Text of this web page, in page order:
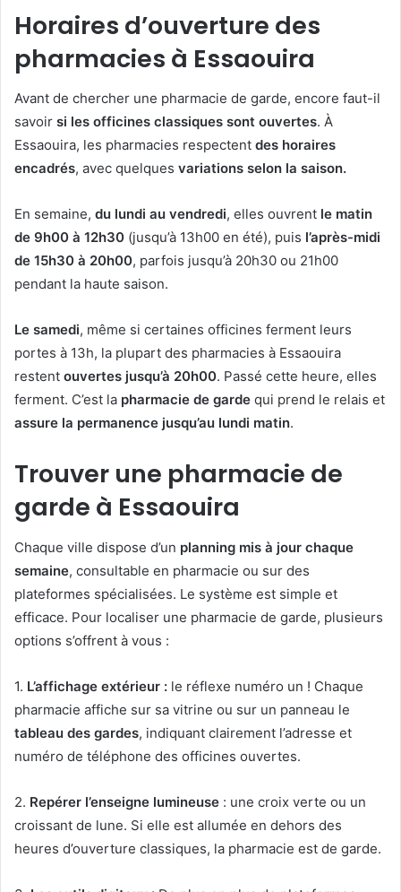
Horaires d’ouverture des
pharmacies à Essaouira
Avant de chercher une pharmacie de garde, encore faut-il
savoir si les officines classiques sont ouvertes. À
Essaouira, les pharmacies respectent des horaires
encadrés, avec quelques variations selon la saison.
En semaine, du lundi au vendredi, elles ouvrent le matin
de 9h00 à 12h30 (jusqu’à 13h00 en été), puis l’après-midi
de 15h30 à 20h00, parfois jusqu’à 20h30 ou 21h00
pendant la haute saison.
Le samedi, même si certaines officines ferment leurs
portes à 13h, la plupart des pharmacies à Essaouira
restent ouvertes jusqu’à 20h00. Passé cette heure, elles
ferment. C’est la pharmacie de garde qui prend le relais et
assure la permanence jusqu’au lundi matin.
Trouver une pharmacie de
garde à Essaouira
Chaque ville dispose d’un planning mis à jour chaque
semaine, consultable en pharmacie ou sur des
plateformes spécialisées. Le système est simple et
efficace. Pour localiser une pharmacie de garde, plusieurs
options s’offrent à vous :
1. L’affichage extérieur : le réflexe numéro un ! Chaque
pharmacie affiche sur sa vitrine ou sur un panneau le
tableau des gardes, indiquant clairement l’adresse et
numéro de téléphone des officines ouvertes.
2. Repérer l’enseigne lumineuse : une croix verte ou un
croissant de lune. Si elle est allumée en dehors des
heures d’ouverture classiques, la pharmacie est de garde.